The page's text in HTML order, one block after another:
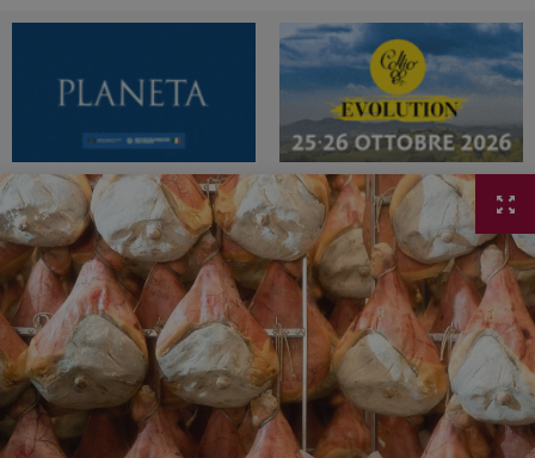
DICONO DI NOI
WINENEWS TV